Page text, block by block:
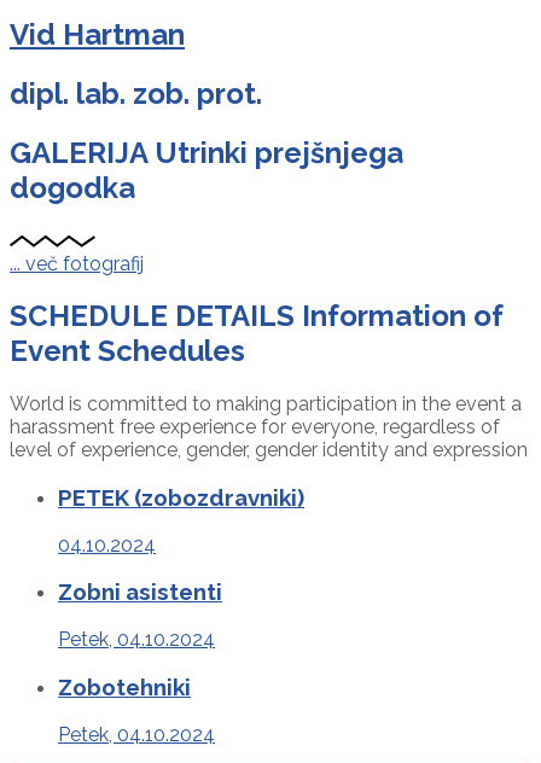
Vid Hartman
dipl. lab. zob. prot.
GALERIJAUtrinki prejšnjega
dogodka
... več fotografij
SCHEDULE DETAILS Information of
Event Schedules
World is committed to making participation in the event a
harassment free experience for everyone, regardless of
level of experience, gender, gender identity and expression
PETEK (zobozdravniki)
04.10.2024
Zobni asistenti
Petek, 04.10.2024
Zobotehniki
Petek, 04.10.2024